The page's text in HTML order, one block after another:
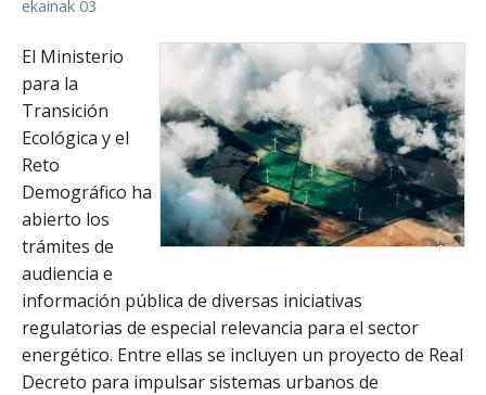
ekainak 03
El Ministerio
para la
Transición
Ecológica y el
Reto
Demográfico ha
abierto los
trámites de
audiencia e
información pública de diversas iniciativas
regulatorias de especial relevancia para el sector
energético. Entre ellas se incluyen un proyecto de Real
Decreto para impulsar sistemas urbanos de